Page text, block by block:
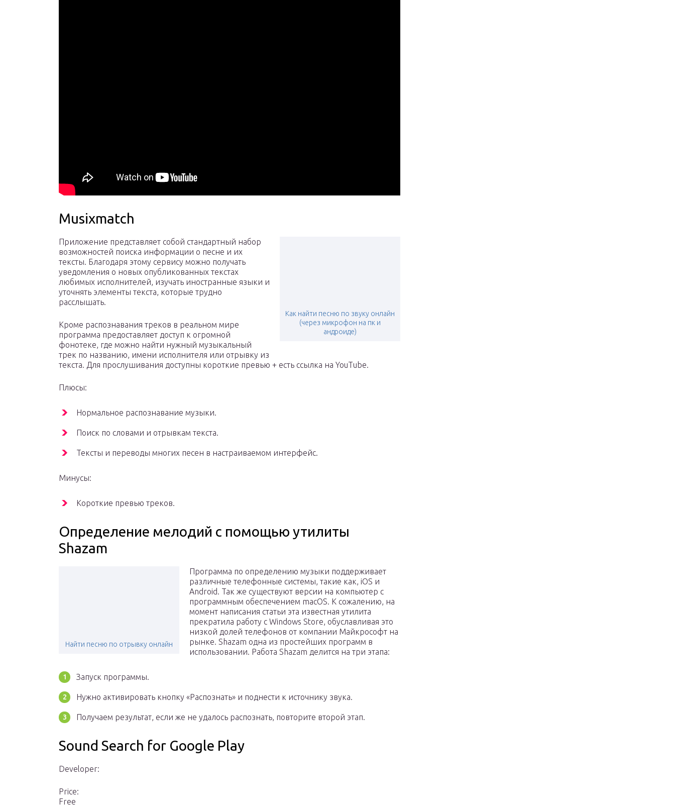
Musixmatch
Как найти песню по звуку онлайн
(через микрофон на пк и
андроиде)
Приложение представляет собой стандартный набор
возможностей поиска информации о песне и их
тексты. Благодаря этому сервису можно получать
уведомления о новых опубликованных текстах
любимых исполнителей, изучать иностранные языки и
уточнять элементы текста, которые трудно
расслышать.
Кроме распознавания треков в реальном мире
программа предоставляет доступ к огромной
фонотеке, где можно найти нужный музыкальный
трек по названию, имени исполнителя или отрывку из
текста. Для прослушивания доступны короткие превью + есть ссылка на YouTube.
Плюсы:
Нормальное распознавание музыки.
Поиск по словами и отрывкам текста.
Тексты и переводы многих песен в настраиваемом интерфейс.
Минусы:
Короткие превью треков.
Определение мелодий с помощью утилиты
Shazam
Найти песню по отрывку онлайн
Программа по определению музыки поддерживает
различные телефонные системы, такие как, iOS и
Android. Так же существуют версии на компьютер с
программным обеспечением macOS. К сожалению, на
момент написания статьи эта известная утилита
прекратила работу с Windows Store, обуславливая это
низкой долей телефонов от компании Майкрософт на
рынке. Shazam одна из простейших программ в
использовании. Работа Shazam делится на три этапа:
Запуск программы.
Нужно активировать кнопку «Распознать» и поднести к источнику звука.
Получаем результат, если же не удалось распознать, повторите второй этап.
Sound Search for Google Play
Developer:
Price:
Free